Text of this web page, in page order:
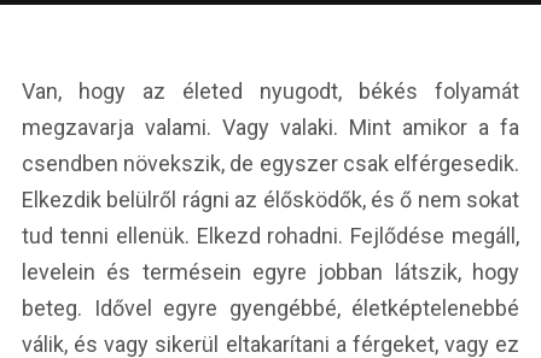
Van, hogy az életed nyugodt, békés folyamát
megzavarja valami. Vagy valaki. Mint amikor a fa
csendben növekszik, de egyszer csak elférgesedik.
Elkezdik belülről rágni az élősködők, és ő nem sokat
tud tenni ellenük. Elkezd rohadni. Fejlődése megáll,
levelein és termésein egyre jobban látszik, hogy
beteg. Idővel egyre gyengébbé, életképtelenebbé
válik, és vagy sikerül eltakarítani a férgeket, vagy ez